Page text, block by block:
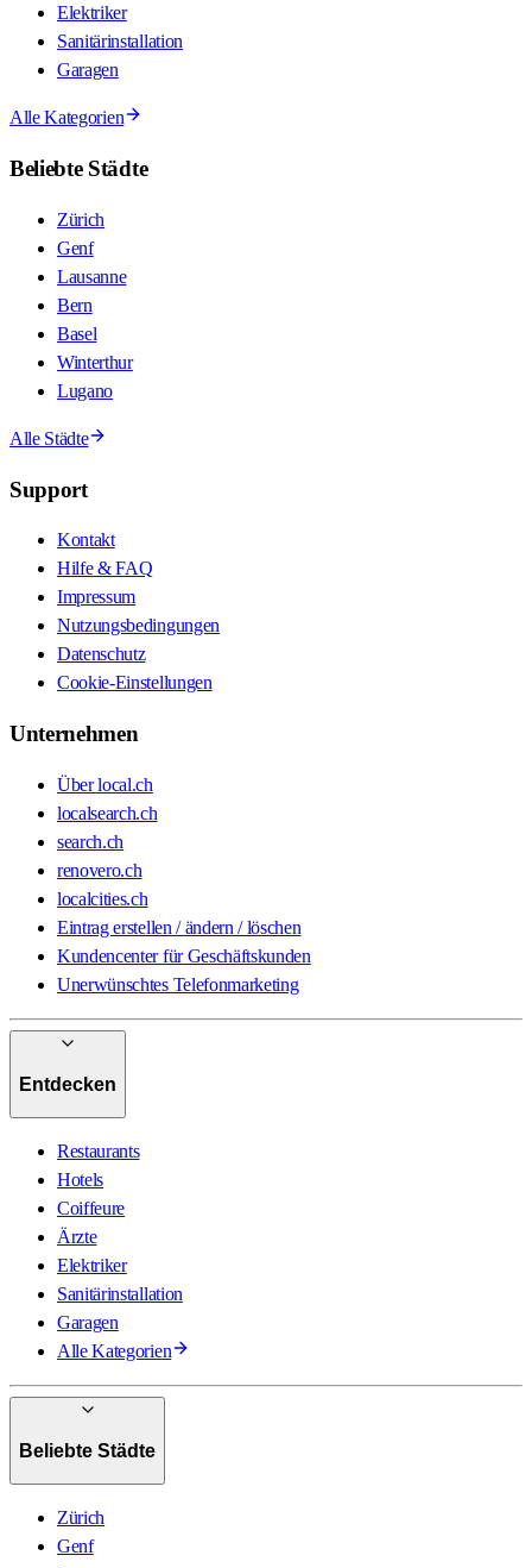
Elektriker
Sanitärinstallation
Garagen
Alle Kategorien
Beliebte Städte
Zürich
Genf
Lausanne
Bern
Basel
Winterthur
Lugano
Alle Städte
Support
Kontakt
Hilfe & FAQ
Impressum
Nutzungsbedingungen
Datenschutz
Cookie-Einstellungen
Unternehmen
Über local.ch
localsearch.ch
search.ch
renovero.ch
localcities.ch
Eintrag erstellen / ändern / löschen
Kundencenter für Geschäftskunden
Unerwünschtes Telefonmarketing
Entdecken
Restaurants
Hotels
Coiffeure
Ärzte
Elektriker
Sanitärinstallation
Garagen
Alle Kategorien
Beliebte Städte
Zürich
Genf